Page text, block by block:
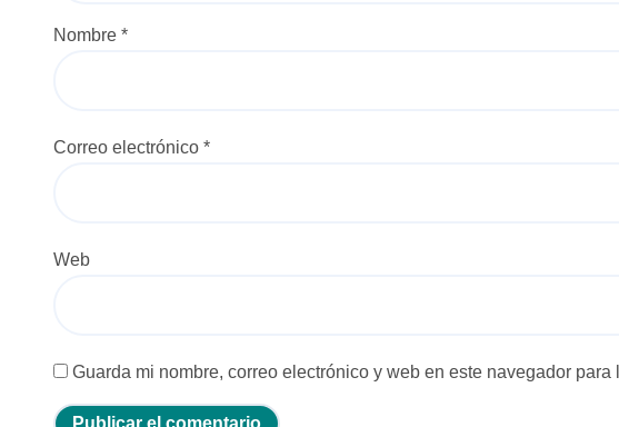
a
a
Nombre *
Correo electrónico *
Web
Guarda mi nombre, correo electrónico y web en este navegador para